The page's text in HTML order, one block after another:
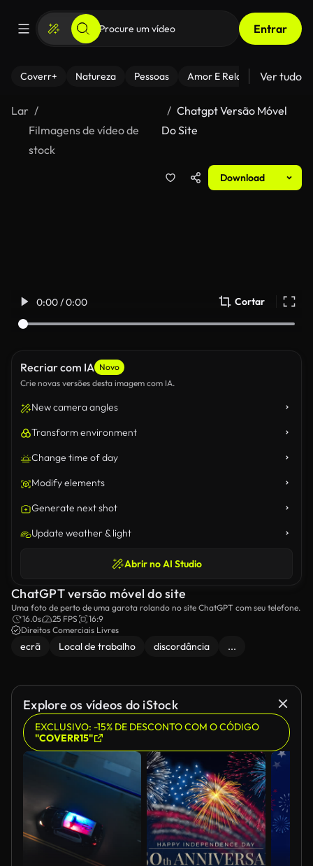
Entrar
Coverr+ Natureza Pessoas Amor E Relacionamentos
Ver tudo
Lar
Filmagens de vídeo de
stock
Chatgpt Versão Móvel
Do Site
Download
0:00 / 0:00 Cortar
Recriar com IA Novo
Crie novas versões desta imagem com IA.
New camera angles
Transform environment
Change time of day
Modify elements
Generate next shot
Update weather & light
Abrir no AI Studio
ChatGPT versão móvel do site
Uma foto de perto de uma garota rolando no site ChatGPT com seu telefone.
16.0s
25 FPS
16:9
Direitos Comerciais Livres
ecrã Local de trabalho discordância ...
Explore os vídeos do iStock
EXCLUSIVO: -15% DE DESCONTO COM O CÓDIGO
"COVERR15"